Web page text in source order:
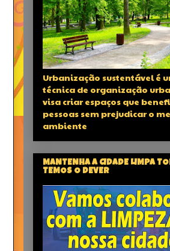
Urbanização sustentável é
técnica de organização
visa criar espaços que
pessoas sem prejudicar o
ambiente
MANTENHA A CIDADE LIMPA
TEMOS O DEVER